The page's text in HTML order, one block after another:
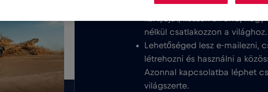
Soha nem számítunk fel
kártyáját, készen áll arra,
nélkül csatlakozzon a világhoz.
Lehetőséged lesz e-mailezni,
létrehozni és használni a
Azonnal kapcsolatba léphet
világszerte.